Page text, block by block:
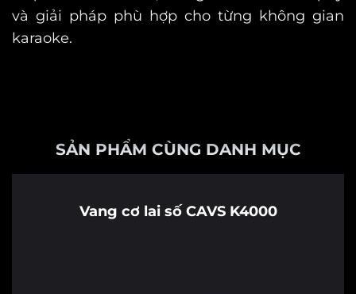
và giải pháp phù hợp cho từng không gian
karaoke.
SẢN PHẨM CÙNG DANH MỤC
Vang cơ lai số CAVS K4000